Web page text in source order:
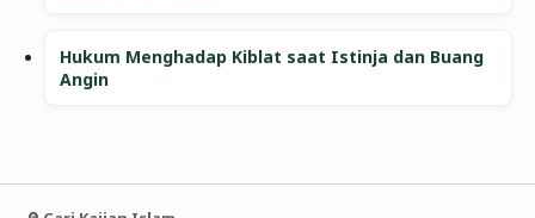
Hukum Menghadap Kiblat saat Istinja dan Buang
Angin